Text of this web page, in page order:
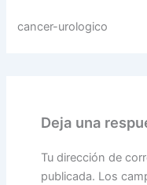
cancer-urologico
Deja una
Tu dirección de
publicada. Los